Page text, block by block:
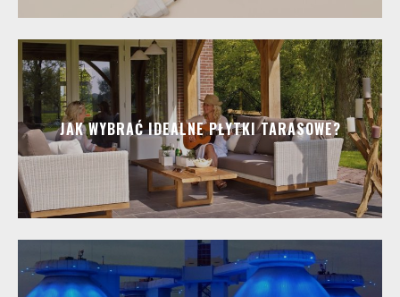
JAK WYBRAĆ IDEALNE PŁYTKI TARASOWE?